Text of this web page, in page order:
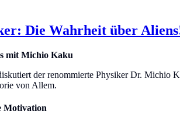
Die Wahrheit über
mit Michio Kaku
der renommierte Physiker Dr. Michio
von Allem.
Motivation